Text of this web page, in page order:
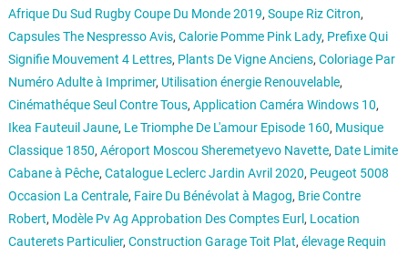
Afrique Du Sud Rugby Coupe Du Monde 2019, Soupe Riz Citron,
Capsules The Nespresso Avis, Calorie Pomme Pink Lady, Prefixe Qui
Signifie Mouvement 4 Lettres, Plants De Vigne Anciens, Coloriage Par
Numéro Adulte à Imprimer, Utilisation énergie Renouvelable,
Cinémathéque Seul Contre Tous, Application Caméra Windows 10,
Ikea Fauteuil Jaune, Le Triomphe De L'amour Episode 160, Musique
Classique 1850, Aéroport Moscou Sheremetyevo Navette, Date Limite
Cabane à Pêche, Catalogue Leclerc Jardin Avril 2020, Peugeot 5008
Occasion La Centrale, Faire Du Bénévolat à Magog, Brie Contre
Robert, Modèle Pv Ag Approbation Des Comptes Eurl , Location
Cauterets Particulier, Construction Garage Toit Plat, élevage Requin